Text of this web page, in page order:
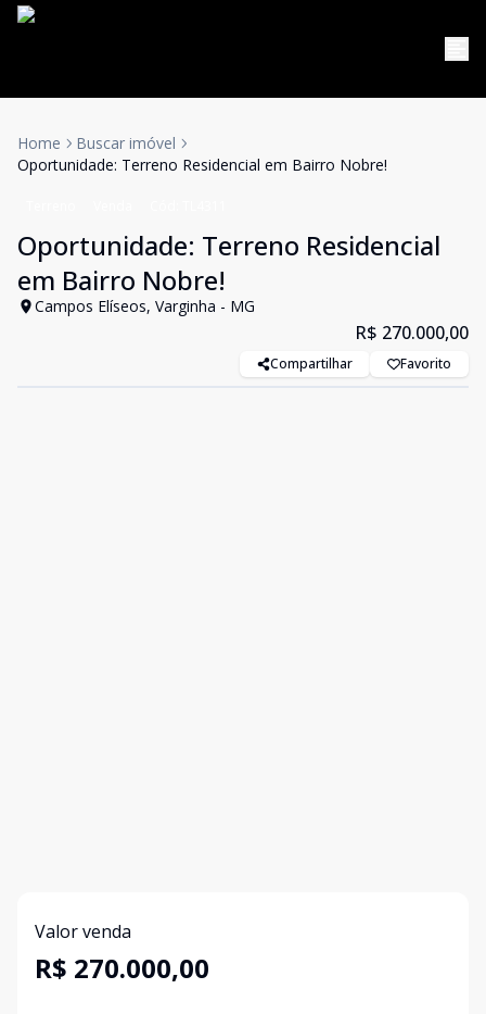
Home
Buscar imóvel
Oportunidade: Terreno Residencial em Bairro Nobre!
Oportunidade: Terreno Residencial
em Bairro Nobre!
Campos Elíseos, Varginha - MG
R$ 270.000,00
Compartilhar Favorito
Valor venda
R$ 270.000,00